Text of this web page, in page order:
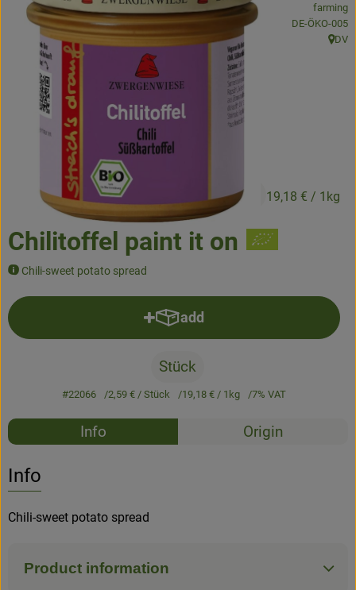
Baked goods
Natural products
Beverages
Vouchers & Gift Ideas
Delivery service
Chilitoffel paint it on
Chili-sweet potato spread
2,59 €/ Stück 19,18 € / 1kg
farming
, certification
DE-ÖKO-005
,
DV
add
Add product to basket
Stück
#22066 2,59 € / Stück 19,18 € / 1kg 7% VAT
Recipes
Info Origin
Info
Chili-sweet potato spread
Product information